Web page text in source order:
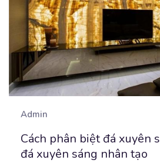
Admin
Cách phân biệt đá xuyên
đá xuyên sáng nhân tạo